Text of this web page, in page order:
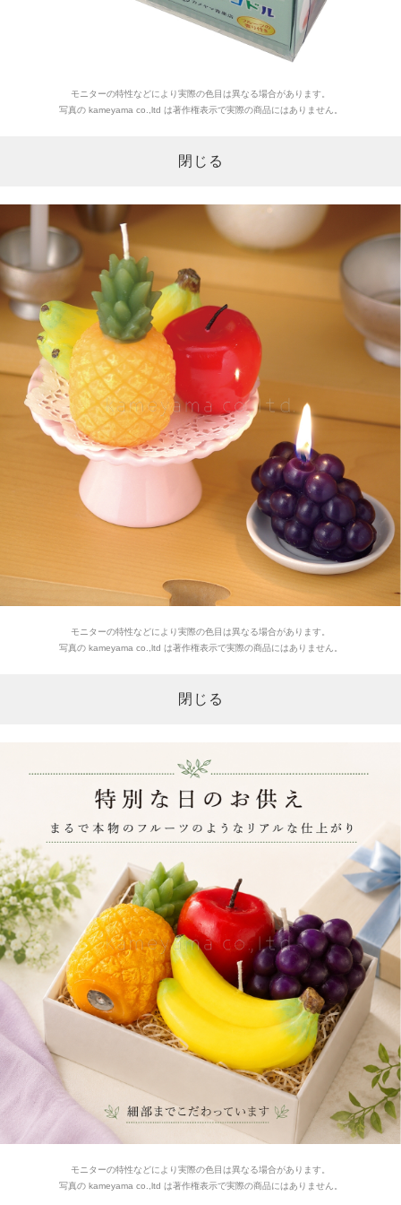
モニターの特性などにより実際の色目は異なる場合があります。
写真の kameyama co.,ltd は著作権表示で実際の商品にはありません。
閉じる
モニターの特性などにより実際の色目は異なる場合があります。
写真の kameyama co.,ltd は著作権表示で実際の商品にはありません。
閉じる
モニターの特性などにより実際の色目は異なる場合があります。
写真の kameyama co.,ltd は著作権表示で実際の商品にはありません。